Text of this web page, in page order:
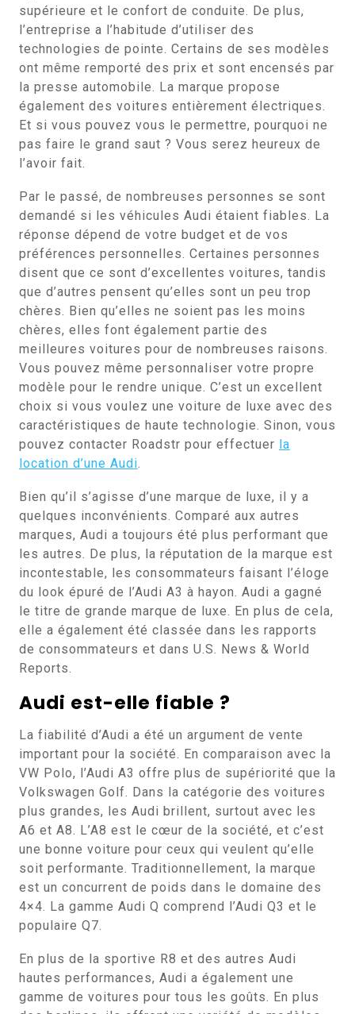
supérieure et le confort de conduite. De plus,
l’entreprise a l’habitude d’utiliser des
technologies de pointe. Certains de ses modèles
ont même remporté des prix et sont encensés par
la presse automobile. La marque propose
également des voitures entièrement électriques.
Et si vous pouvez vous le permettre, pourquoi ne
pas faire le grand saut ? Vous serez heureux de
l’avoir fait.
Par le passé, de nombreuses personnes se sont
demandé si les véhicules Audi étaient fiables. La
réponse dépend de votre budget et de vos
préférences personnelles. Certaines personnes
disent que ce sont d’excellentes voitures, tandis
que d’autres pensent qu’elles sont un peu trop
chères. Bien qu’elles ne soient pas les moins
chères, elles font également partie des
meilleures voitures pour de nombreuses raisons.
Vous pouvez même personnaliser votre propre
modèle pour le rendre unique. C’est un excellent
choix si vous voulez une voiture de luxe avec des
caractéristiques de haute technologie. Sinon, vous
pouvez contacter Roadstr pour effectuer la
location d’une Audi.
Bien qu’il s’agisse d’une marque de luxe, il y a
quelques inconvénients. Comparé aux autres
marques, Audi a toujours été plus performant que
les autres. De plus, la réputation de la marque est
incontestable, les consommateurs faisant l’éloge
du look épuré de l’Audi A3 à hayon. Audi a gagné
le titre de grande marque de luxe. En plus de cela,
elle a également été classée dans les rapports
de consommateurs et dans U.S. News & World
Reports.
Audi est-elle fiable ?
La fiabilité d’Audi a été un argument de vente
important pour la société. En comparaison avec la
VW Polo, l’Audi A3 offre plus de supériorité que la
Volkswagen Golf. Dans la catégorie des voitures
plus grandes, les Audi brillent, surtout avec les
A6 et A8. L’A8 est le cœur de la société, et c’est
une bonne voiture pour ceux qui veulent qu’elle
soit performante. Traditionnellement, la marque
est un concurrent de poids dans le domaine des
4×4. La gamme Audi Q comprend l’Audi Q3 et le
populaire Q7.
En plus de la sportive R8 et des autres Audi
hautes performances, Audi a également une
gamme de voitures pour tous les goûts. En plus